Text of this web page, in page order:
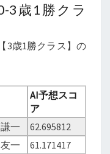
3歳1勝クラ
3歳1勝クラス】の
AI予想スコ
ア
一
62.695812
一
61.171417